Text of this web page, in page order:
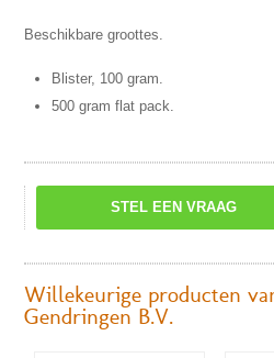
Beschikbare groottes.
Blister, 100 gram.
500 gram flat pack.
STEL EEN VRAAG
Willekeurige producten
Gendringen B.V.